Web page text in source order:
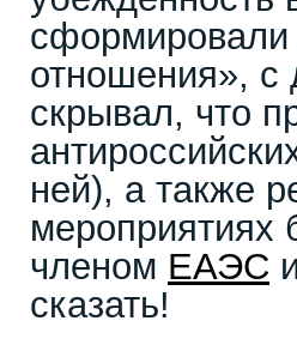
сформировали
отношения», с
скрывал, что
ней), а также
мероприятиях
членом ЕАЭС
сказать!